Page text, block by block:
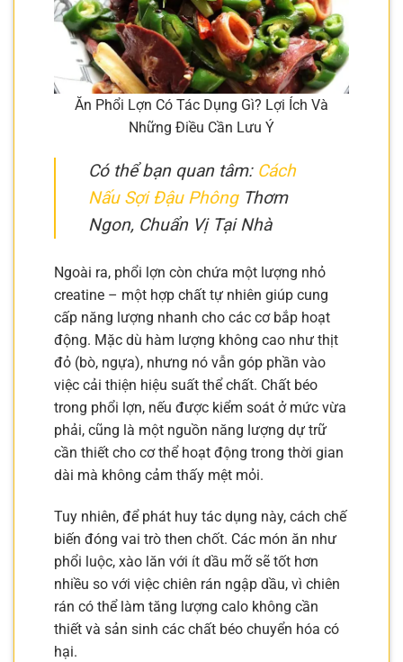
Ăn Phổi Lợn Có Tác Dụng Gì? Lợi Ích Và
Những Điều Cần Lưu Ý
Có thể bạn quan tâm: Cách
Nấu Sợi Đậu PhôngThơm
Ngon, Chuẩn Vị Tại Nhà
Ngoài ra, phổi lợn còn chứa một lượng nhỏ
creatine – một hợp chất tự nhiên giúp cung
cấp năng lượng nhanh cho các cơ bắp hoạt
động. Mặc dù hàm lượng không cao như thịt
đỏ (bò, ngựa), nhưng nó vẫn góp phần vào
việc cải thiện hiệu suất thể chất. Chất béo
trong phổi lợn, nếu được kiểm soát ở mức vừa
phải, cũng là một nguồn năng lượng dự trữ
cần thiết cho cơ thể hoạt động trong thời gian
dài mà không cảm thấy mệt mỏi.
Tuy nhiên, để phát huy tác dụng này, cách chế
biến đóng vai trò then chốt. Các món ăn như
phổi luộc, xào lăn với ít dầu mỡ sẽ tốt hơn
nhiều so với việc chiên rán ngập dầu, vì chiên
rán có thể làm tăng lượng calo không cần
thiết và sản sinh các chất béo chuyển hóa có
hại.